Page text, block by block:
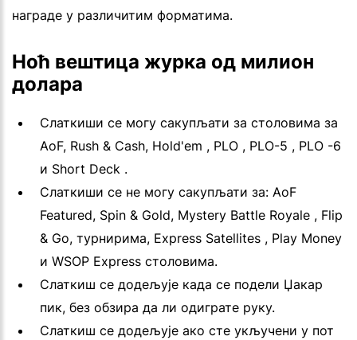
награде у различитим форматима.
Ноћ вештица журка од милион
долара
Слаткиши се могу сакупљати за столовима за
AoF, Rush & Cash, Hold'em , PLO , PLO-5 , PLO -6
и Short Deck .
Слаткиши се не могу сакупљати за: AoF
Featured, Spin & Gold, Mystery Battle Royale , Flip
& Go, турнирима, Express Satellites , Play Money
и WSOP Express столовима.
Слаткиш се додељује када се подели Џакар
пик, без обзира да ли одиграте руку.
Слаткиш се додељује ако сте укључени у пот